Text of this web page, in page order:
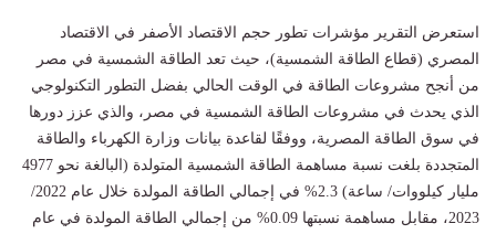
استعرض التقرير مؤشرات تطور حجم الاقتصاد الأصفر في الاقتصاد
المصري (قطاع الطاقة الشمسية)، حيث تعد الطاقة الشمسية في مصر
من أنجح مشروعات الطاقة في الوقت الحالي بفضل التطور التكنولوجي
الذي يحدث في مشروعات الطاقة الشمسية في مصر، والذي عزز دورها
في سوق الطاقة المصرية، ووفقًا لقاعدة بيانات وزارة الكهرباء والطاقة
المتجددة بلغت نسبة مساهمة الطاقة الشمسية المتولدة (البالغة نحو 4977
مليار كيلووات/ ساعة) 2.3% في إجمالي الطاقة المولدة خلال عام 2022/
2023، مقابل مساهمة نسبتها 0.09% من إجمالي الطاقة المولدة في عام